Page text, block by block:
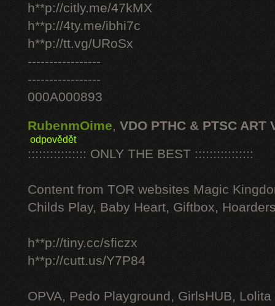
h**p://citly.me/47kMX
h**p://4ty.me/ibhi7c
h**p://tt.vg/URoSx
-----------------
-----------------
000A000893
RubenmOime, VDO PTHC & PTSC ART
odpovědět
:::::::::::::::: ONLY THE BEST ::::::::::::::::
Content from TOR websites Magic
Childs Play, Baby Heart, Giftbox,
h**p://tiny.cc/sficzx
h**p://cutt.us/Y7P84
OPVA, Pedo Playground, GirlsHUB, Lolita